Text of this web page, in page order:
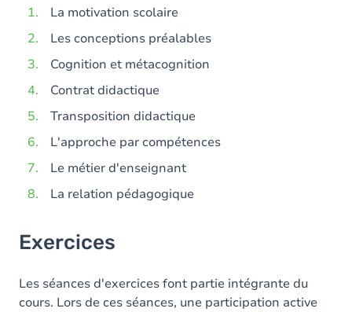
La motivation scolaire
Les conceptions préalables
Cognition et métacognition
Contrat didactique
Transposition didactique
L'approche par compétences
Le métier d'enseignant
La relation pédagogique
Exercices
Les séances d'exercices font partie intégrante du
cours. Lors de ces séances, une participation active